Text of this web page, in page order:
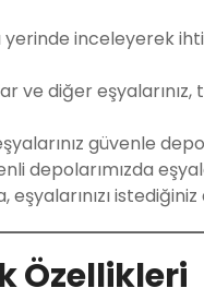
yerinde inceleyerek
ve diğer
güvenle
depolarımızda
eşyalarınızı
Özellikleri